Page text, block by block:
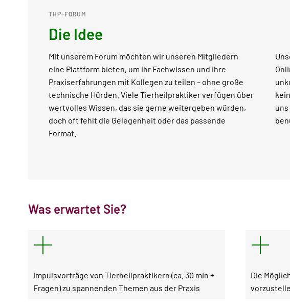
THP-FORUM
Die Idee
Mit unserem Forum möchten wir unseren Mitgliedern
eine Plattform bieten, um ihr Fachwissen und ihre
Praxiserfahrungen mit Kollegen zu teilen – ohne große
technische Hürden. Viele Tierheilpraktiker verfügen über
wertvolles Wissen, das sie gerne weitergeben würden,
doch oft fehlt die Gelegenheit oder das passende
Format.
Was erwartet Sie?
Impulsvorträge von Tierheilpraktikern (ca. 30 min +
Fragen) zu spannenden Themen aus der Praxis
Die